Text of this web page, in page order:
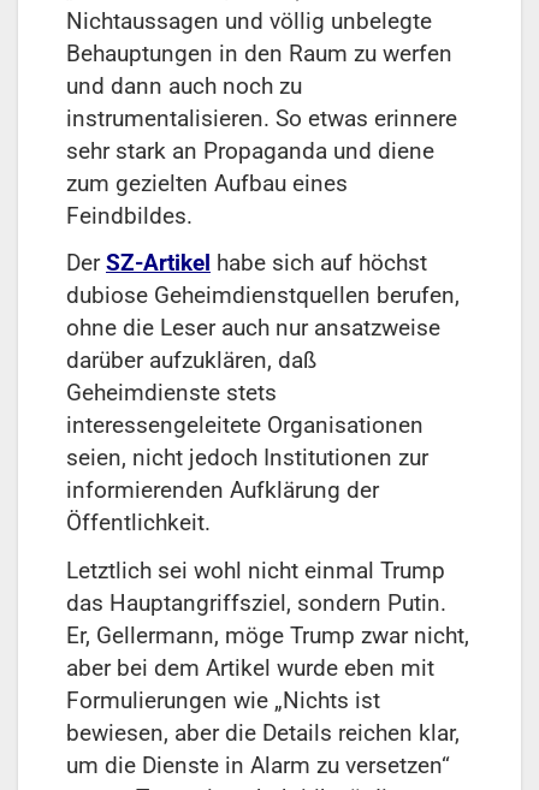
Nichtaussagen und völlig unbelegte
Behauptungen in den Raum zu werfen
und dann auch noch zu
instrumentalisieren. So etwas erinnere
sehr stark an Propaganda und diene
zum gezielten Aufbau eines
Feindbildes.
DerSZ-Artikel habe sich auf höchst
dubiose Geheimdienstquellen berufen,
ohne die Leser auch nur ansatzweise
darüber aufzuklären, daß
Geheimdienste stets
interessengeleitete Organisationen
seien, nicht jedoch Institutionen zur
informierenden Aufklärung der
Öffentlichkeit.
Letztlich sei wohl nicht einmal Trump
das Hauptangriffsziel, sondern Putin.
Er, Gellermann, möge Trump zwar nicht,
aber bei dem Artikel wurde eben mit
Formulierungen wie „Nichts ist
bewiesen, aber die Details reichen klar,
um die Dienste in Alarm zu versetzen“